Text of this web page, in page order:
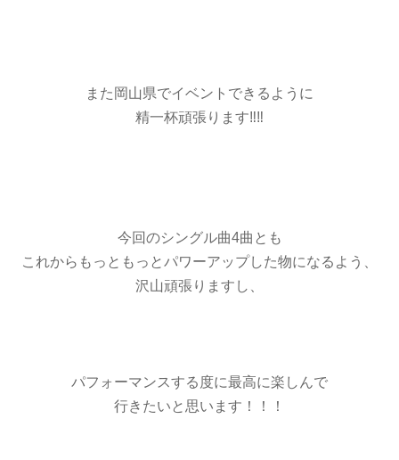
また岡山県でイベントできるように
精一杯頑張ります‼️‼️
今回のシングル曲4曲とも
これからもっともっとパワーアップした物になるよう、
沢山頑張りますし、
パフォーマンスする度に最高に楽しんで
行きたいと思います！！！